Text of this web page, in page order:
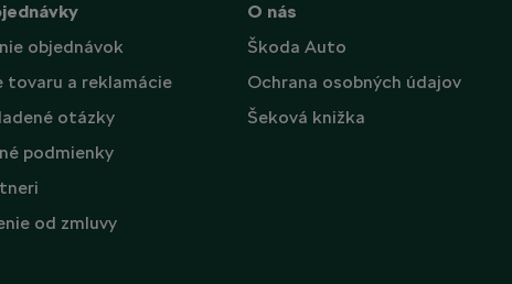
objednávok
tovaru a reklamácie
otázky
podmienky
od zmluvy
O nás
Škoda Auto
Ochrana osobných údajov
Šeková knižka